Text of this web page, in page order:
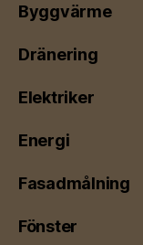
Byggvärme
Dränering
Elektriker
Energi
Fasadmålning
Fönster